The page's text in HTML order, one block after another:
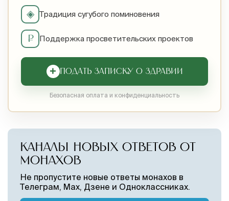
◈ Традиция сугубого поминовения
₽ Поддержка просветительских проектов
+ ПОДАТЬ ЗАПИСКУ О ЗДРАВИИ
Безопасная оплата и конфиденциальность
КАНАЛЫ НОВЫХ ОТВЕТОВ ОТ
МОНАХОВ
Не пропустите новые ответы монахов в
Телеграм, Max, Дзене и Одноклассниках.